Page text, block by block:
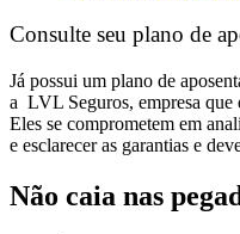
Consulte seu plano de
Já possui um plano de
a LVL Seguros, empresa que
Eles se comprometem em
e esclarecer as garantias e
Não caia nas